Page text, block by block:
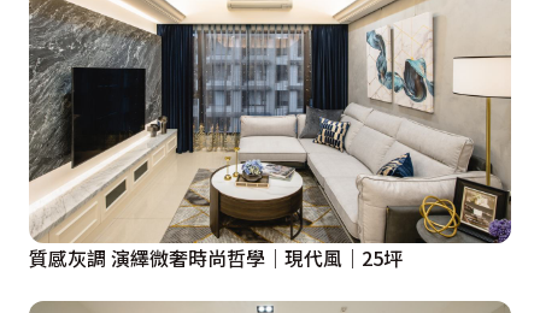
質感灰調 演繹微奢時尚哲學｜現代風｜25坪